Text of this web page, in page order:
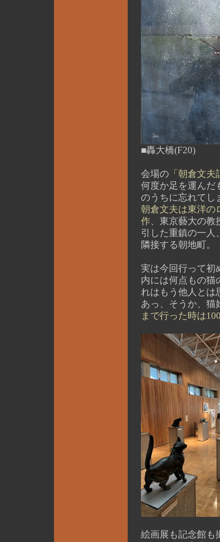
■轟大橋(F20)
会場の 「朝倉文
何度か足を運んだ
のうちに忘れてし
朝倉文夫は東洋の
作、 東京藝大の教
引した重鎮の一人
隣接する朝地町。
実は今回行って初
内には何点もの猫
れはもう他人とは
あっ、そうか、猫
まで行った時は
絵画展も記念館も